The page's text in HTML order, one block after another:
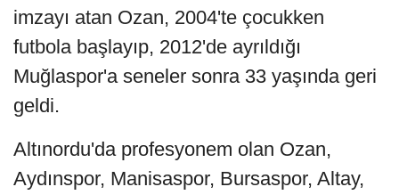
imzayı atan Ozan, 2004'te çocukken
futbola başlayıp, 2012'de ayrıldığı
Muğlaspor'a seneler sonra 33 yaşında geri
geldi.
Altınordu'da profesyonem olan Ozan,
Aydınspor, Manisaspor, Bursaspor, Altay,